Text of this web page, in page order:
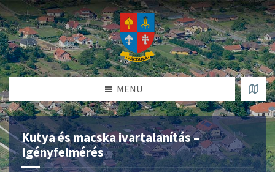
MENU
Kutya és macska ivartalanítás –
Igényfelmérés